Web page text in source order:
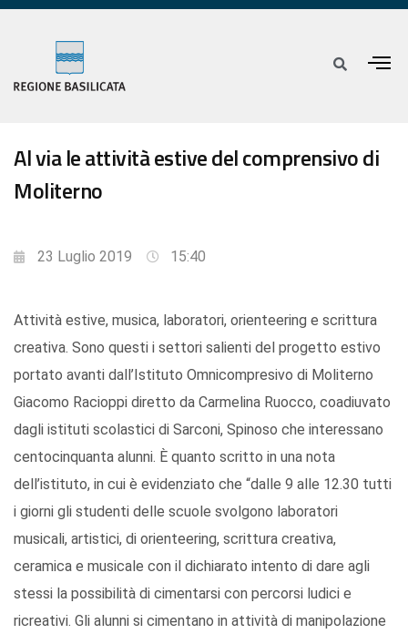
Al via le attività estive del comprensivo di
Moliterno
23 Luglio 2019 15:40
Attività estive, musica, laboratori, orienteering e scrittura
creativa. Sono questi i settori salienti del progetto estivo
portato avanti dall’Istituto Omnicompresivo di Moliterno
Giacomo Racioppi diretto da Carmelina Ruocco, coadiuvato
dagli istituti scolastici di Sarconi, Spinoso che interessano
centocinquanta alunni. È quanto scritto in una nota
dell’istituto, in cui è evidenziato che “dalle 9 alle 12.30 tutti
i giorni gli studenti delle scuole svolgono laboratori
musicali, artistici, di orienteering, scrittura creativa,
ceramica e musicale con il dichiarato intento di dare agli
stessi la possibilità di cimentarsi con percorsi ludici e
ricreativi. Gli alunni si cimentano in attività di manipolazione